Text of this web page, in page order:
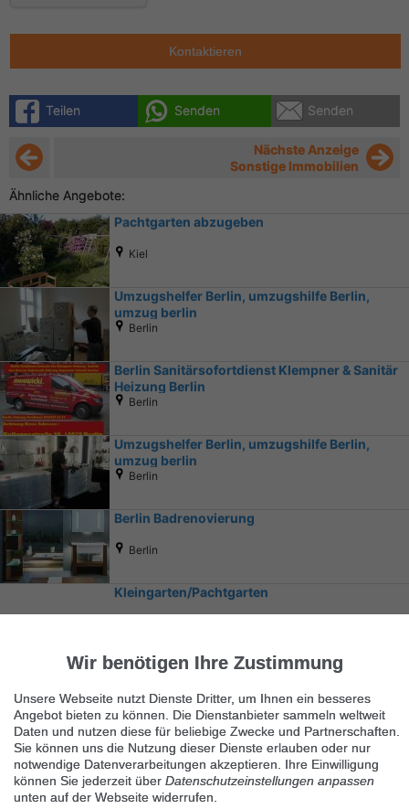
Kontaktieren
Teilen Senden Senden
Nächste Anzeige
Sonstige Immobilien
Ähnliche Angebote:
Pachtgarten abzugeben
Kiel
Umzugshelfer Berlin, umzugshilfe Berlin,
umzug berlin
Berlin
Berlin Sanitärsofortdienst Klempner & Sanitär
Heizung Berlin
Berlin
Umzugshelfer Berlin, umzugshilfe Berlin,
umzug berlin
Berlin
Berlin Badrenovierung
Berlin
Kleingarten/Pachtgarten
Ähnliche Suchbegriffe
Wir benötigen Ihre Zustimmung
Unsere Webseite nutzt Dienste Dritter, um Ihnen ein besseres
Angebot bieten zu können. Die Dienstanbieter sammeln weltweit
Daten und nutzen diese für beliebige Zwecke und Partnerschaften.
Sie können uns die Nutzung dieser Dienste erlauben oder nur
notwendige Datenverarbeitungen akzeptieren. Ihre Einwilligung
können Sie jederzeit über Datenschutzeinstellungen anpassen
unten auf der Webseite widerrufen.